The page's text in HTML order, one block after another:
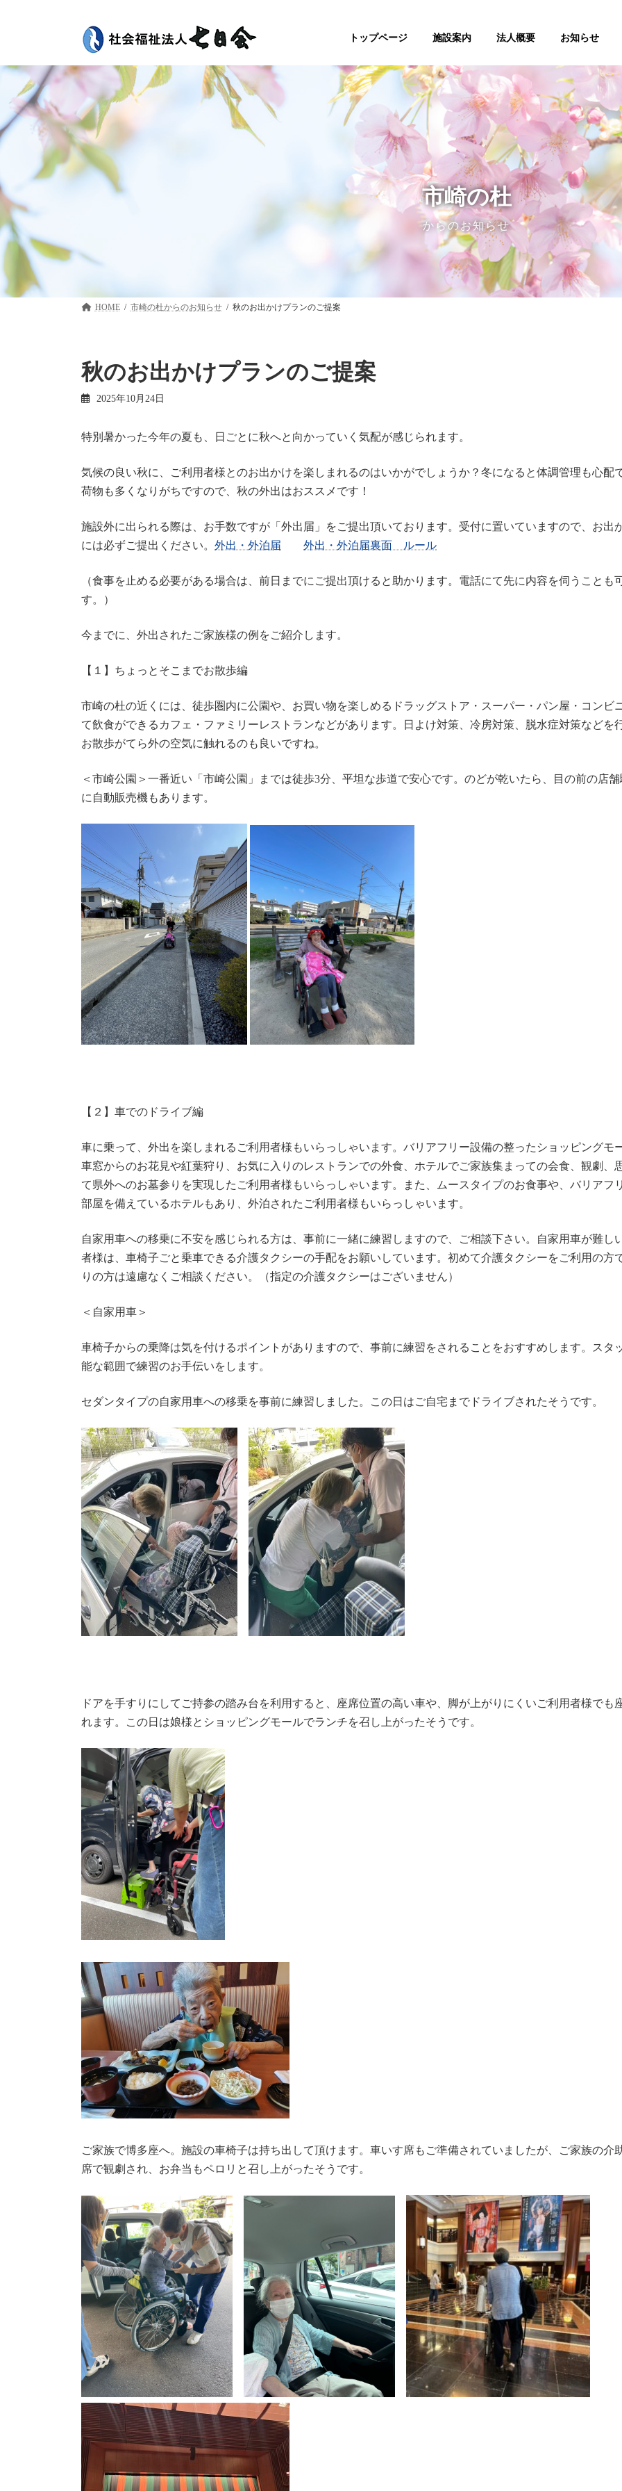
ツ
ッ
プ
シ
移
動
トップページ 施設案内 法人概要 お知らせ
市崎の杜
からのお知らせ
HOME 市崎の杜 秋のお出かけプランのご提案
秋のお出かけプランのご提案
2025年10月24日
特別暑かった今年の夏も、日ごとに秋へと向かっていく気配が感じられます。
気候の良い秋に、ご利用者様とのお出かけを楽しまれるのはいかがでしょうか？冬になると体調管理も心配
荷物も多くなりがちですので、秋の外出はおススメです！
施設外に出られる際は、お手数ですが「外出届」をご提出頂いております。受付に置いていますので、お出
には必ずご提出ください。 外出・外泊届 外出・外泊届裏面 ルール
（食事を止める必要がある場合は、前日までにご提出頂けると助かります。電話にて先に内容を伺うことも
す。）
今までに、外出されたご家族様の例をご紹介します。
【１】ちょっとそこまでお散歩編
市崎の杜の近くには、徒歩圏内に公園や、お買い物を楽しめるドラッグストア・スーパー・パン屋・コンビ
て飲食ができるカフェ・ファミリーレストランなどがあります。日よけ対策、冷房対策、脱水症対策などを
お散歩がてら外の空気に触れるのも良いですね。
＜市崎公園＞一番近い「市崎公園」までは徒歩3分、平坦な歩道で安心です。のどが乾いたら、目の前の店
に自動販売機もあります。
【２】車でのドライブ編
車に乗って、外出を楽しまれるご利用者様もいらっしゃいます。バリアフリー設備の整ったショッピングモ
車窓からのお花見や紅葉狩り、お気に入りのレストランでの外食、ホテルでご家族集まっての会食、観劇、
て県外へのお墓参りを実現したご利用者様もいらっしゃいます。また、ムースタイプのお食事や、バリアフ
部屋を備えているホテルもあり、外泊されたご利用者様もいらっしゃいます。
自家用車への移乗に不安を感じられる方は、事前に一緒に練習しますので、ご相談下さい。自家用車が難し
者様は、車椅子ごと乗車できる介護タクシーの手配をお願いしています。初めて介護タクシーをご利用の方
りの方は遠慮なくご相談ください。（指定の介護タクシーはございません）
＜自家用車＞
車椅子からの乗降は気を付けるポイントがありますので、事前に練習をされることをおすすめします。スタ
能な範囲で練習のお手伝いをします。
セダンタイプの自家用車への移乗を事前に練習しました。この日はご自宅までドライブされたそうです。
ドアを手すりにしてご持参の踏み台を利用すると、座席位置の高い車や、脚が上がりにくいご利用者様でも
れます。この日は娘様とショッピングモールでランチを召し上がったそうです。
ご家族で博多座へ。施設の車椅子は持ち出して頂けます。車いす席もご準備されていましたが、ご家族の介
席で観劇され、お弁当もペロリと召し上がったそうです。